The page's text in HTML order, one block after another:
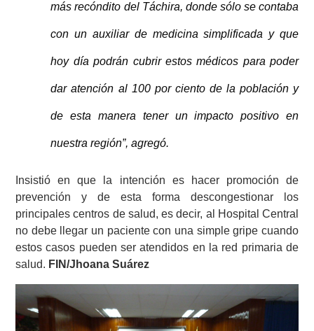
más recóndito del Táchira, donde sólo se contaba
con un auxiliar de medicina simplificada y que
hoy día podrán cubrir estos médicos para poder
dar atención al 100 por ciento de la población y
de esta manera tener un impacto positivo en
nuestra región”, agregó.
Insistió en que la intención es hacer promoción de
prevención y de esta forma descongestionar los
principales centros de salud, es decir, al Hospital Central
no debe llegar un paciente con una simple gripe cuando
estos casos pueden ser atendidos en la red primaria de
salud. FIN/Jhoana Suárez